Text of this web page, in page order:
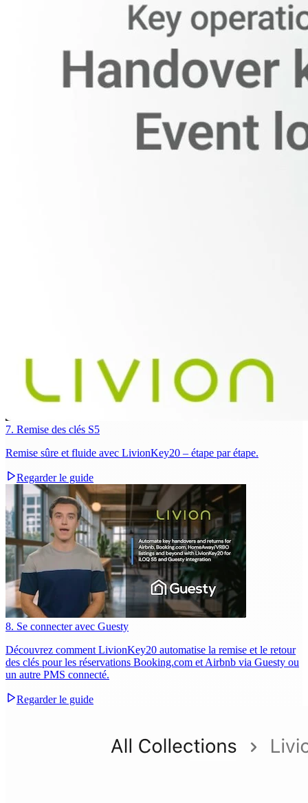
7. Remise des clés S5
Remise sûre et fluide avec LivionKey20 – étape par étape.
Regarder le guide
8. Se connecter avec Guesty
Découvrez comment LivionKey20 automatise la remise et le retour
des clés pour les réservations Booking.com et Airbnb via Guesty ou
un autre PMS connecté.
Regarder le guide